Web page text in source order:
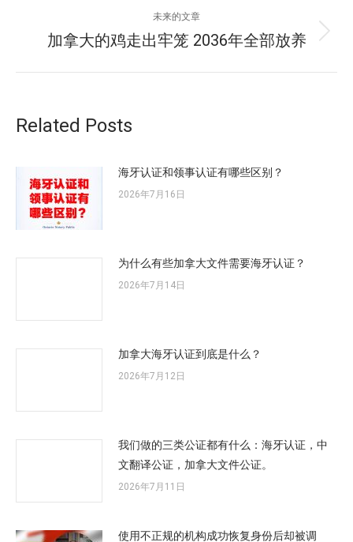
的
文
未来的文章
未
加拿大的鸡走出牢笼 2036年全部放养
Related Posts
海牙认证和领事认证有哪些区别？
2026年7月16日
为什么有些加拿大文件需要海牙认证？
2026年7月14日
加拿大海牙认证到底是什么？
2026年7月12日
我们做的三类公证都有什么：海牙认证，中
文翻译公证，加拿大文件公证。
2026年7月11日
使用不正规的机构成功恢复身份后却被调